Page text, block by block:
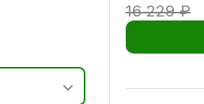
16 229 ₽